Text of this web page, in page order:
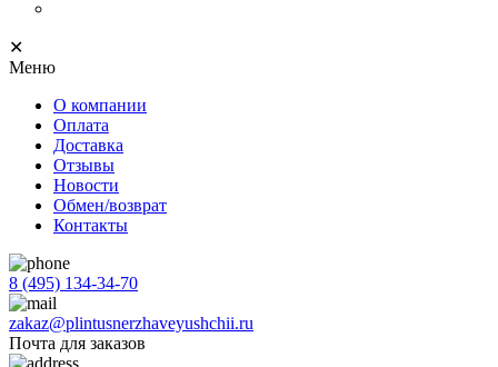
✕
Меню
О компании
Оплата
Доставка
Отзывы
Новости
Обмен/возврат
Контакты
8 (495) 134-34-70
zakaz@plintusnerzhaveyushchii.ru
Почта для заказов